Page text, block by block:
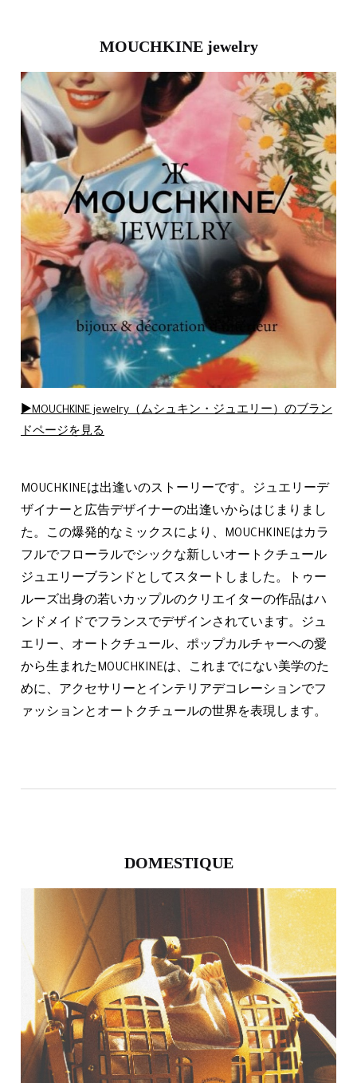
MOUCHKINE jewelry
▶MOUCHKINE jewelry（ムシュキン・ジュエリー）のブラン
ドページを見る
MOUCHKINEは出逢いのストーリーです。ジュエリーデ
ザイナーと広告デザイナーの出逢いからはじまりまし
た。この爆発的なミックスにより、MOUCHKINEはカラ
フルでフローラルでシックな新しいオートクチュール
ジュエリーブランドとしてスタートしました。トゥー
ルーズ出身の若いカップルのクリエイターの作品はハ
ンドメイドでフランスでデザインされています。ジュ
エリー、オートクチュール、ポップカルチャーへの愛
から⽣まれたMOUCHKINEは、これまでにない美学のた
めに、アクセサリーとインテリアデコレーションでフ
ァッションとオートクチュールの世界を表現します。
DOMESTIQUE